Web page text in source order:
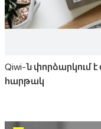
Qiwi-ն փորձարկում
հարթակ